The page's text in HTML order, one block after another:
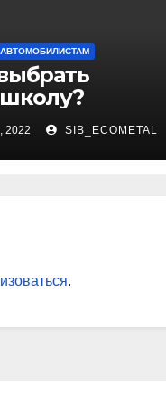
2022 SIB_ECOMETAL
.